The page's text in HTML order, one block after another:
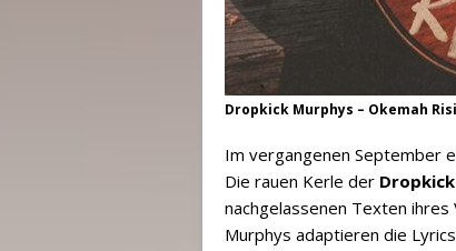
Dropkick Murphys – Okemah
Im vergangenen September
Die rauen Kerle der
nachgelassenen Texten
Murphys adaptieren die